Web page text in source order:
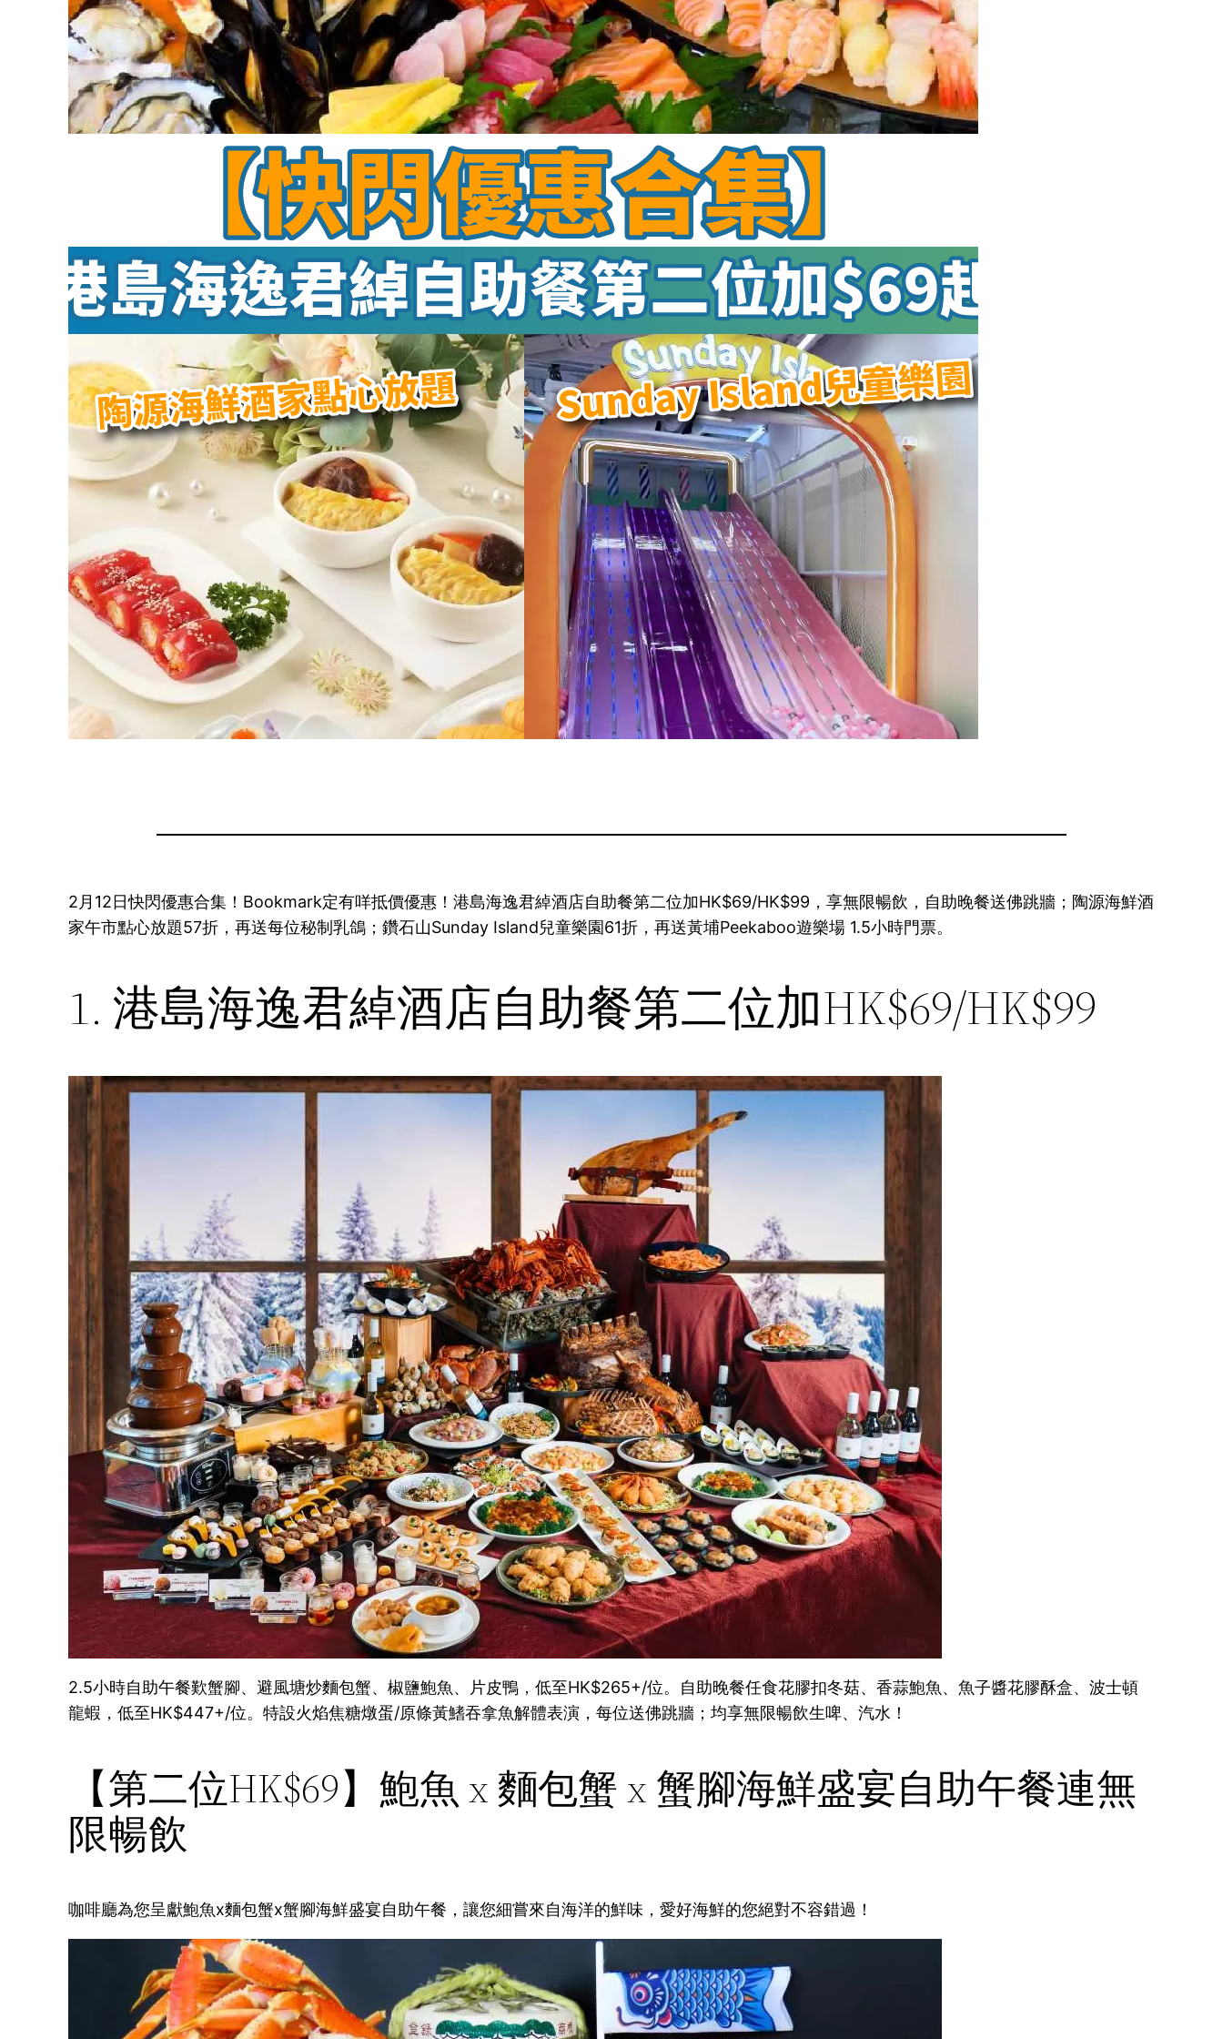
2月12日快閃優惠合集！Bookmark定有咩抵價優惠！港島海逸君綽酒店自助餐第二位加HK$69/HK$99，享無限暢飲，自助晚餐送佛跳牆；陶源海鮮酒
家午市點心放題57折，再送每位秘制乳鴿；鑽石山Sunday Island兒童樂園61折，再送黃埔Peekaboo遊樂場 1.5小時門票。
1. 港島海逸君綽酒店自助餐第二位加HK$69/HK$99
2.5小時自助午餐歎蟹腳、避風塘炒麵包蟹、椒鹽鮑魚、片皮鴨，低至HK$265+/位。自助晚餐任食花膠扣冬菇、香蒜鮑魚、魚子醬花膠酥盒、波士頓
龍蝦，低至HK$447+/位。特設火焰焦糖燉蛋/原條黃鰭吞拿魚解體表演，每位送佛跳牆；均享無限暢飲生啤、汽水！
【第二位HK$69】鮑魚 x 麵包蟹 x 蟹腳海鮮盛宴自助午餐連無
限暢飲
咖啡廳為您呈獻鮑魚x麵包蟹x蟹腳海鮮盛宴自助午餐，讓您細嘗來自海洋的鮮味，愛好海鮮的您絕對不容錯過！